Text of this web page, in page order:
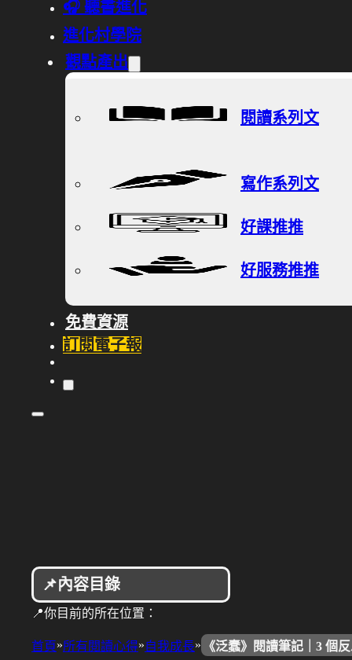
🎧 聽書進化
進化村學院
觀點產出
閱讀系列文
寫作系列文
好課推推
好服務推推
免費資源
訂閱電子報
📌內容目錄
📍你目前的所在位置：
首頁»所有閱讀心得»自我成長» 《泛蠢》閱讀筆記｜3 個